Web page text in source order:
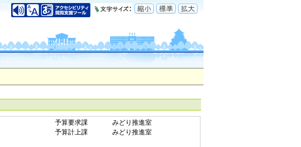
予算要求課
みどり推進室
予算計上課
みどり推進室